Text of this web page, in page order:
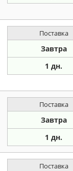
Поставка
Завтра
1 дн.
Поставка
Завтра
1 дн.
Поставка